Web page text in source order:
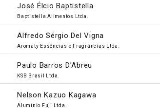
José Élcio Baptistella
Baptistella Alimentos Ltda.
Alfredo Sérgio Del Vigna
Aromaty Essências e Fragrâncias Ltda.
Paulo Barros D'Abreu
KSB Brasil Ltda.
Nelson Kazuo Kagawa
Aluminio Fuji Ltda.